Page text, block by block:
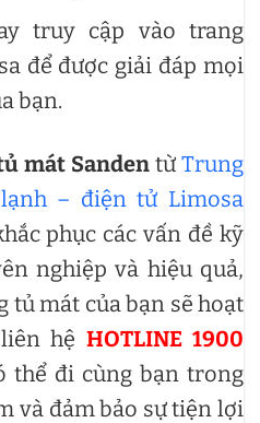
truy cập vào trang
để được giải đáp mọi
bạn.
mát Sanden từTrung
– điện tử Limosa
phục các vấn đề kỹ
nghiệp và hiệu quả,
tủ mát của bạn sẽ hoạt
hệ HOTLINE 1900
thể đi cùng bạn trong
và đảm bảo sự tiện lợi